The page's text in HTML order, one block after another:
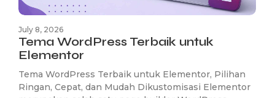
July 8, 2026
Tema WordPress Terbaik untuk
Elementor
Tema WordPress Terbaik untuk Elementor, Pilihan
Ringan, Cepat, dan Mudah Dikustomisasi Elementor